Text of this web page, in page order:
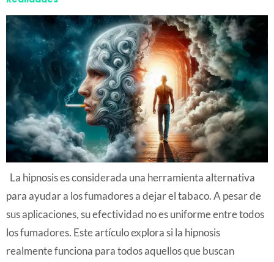
La hipnosis es considerada una herramienta alternativa
para ayudar a los fumadores a dejar el tabaco. A pesar de
sus aplicaciones, su efectividad no es uniforme entre todos
los fumadores. Este artículo explora si la hipnosis
realmente funciona para todos aquellos que buscan